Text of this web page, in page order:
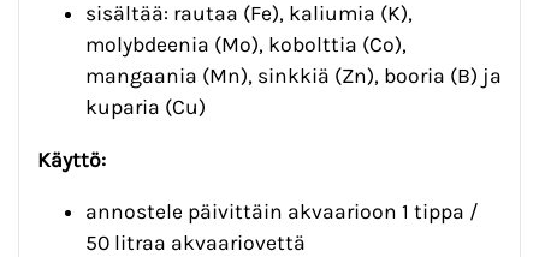
sisältää: rautaa (Fe), kaliumia (K),
molybdeenia (Mo), kobolttia (Co),
mangaania (Mn), sinkkiä (Zn), booria (B) ja
kuparia (Cu)
Käyttö:
annostele päivittäin akvaarioon 1 tippa /
50 litraa akvaariovettä